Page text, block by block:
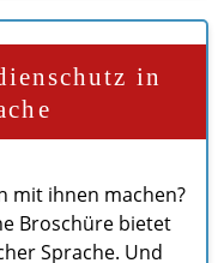
in
mit ihnen machen?
Broschüre bietet
Sprache. Und